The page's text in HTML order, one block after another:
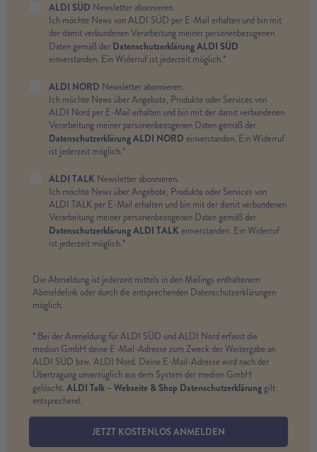
ALDI SÜD Newsletter abonnieren.
Ich möchte News von ALDI SÜD per E-Mail erhalten und bin mit
der damit verbundenen Verarbeitung meiner personenbezogenen
Daten gemäß der Datenschutzerklärung ALDI SÜD
einverstanden. Ein Widerruf ist jederzeit möglich.*
ALDI NORD Newsletter abonnieren.
Ich möchte News über Angebote, Produkte oder Services von
ALDI Nord per E-Mail erhalten und bin mit der damit verbundenen
Verarbeitung meiner personenbezogenen Daten gemäß der
Datenschutzerklärung ALDI NORD einverstanden. Ein Widerruf
ist jederzeit möglich.*
ALDI TALK Newsletter abonnieren.
Ich möchte News über Angebote, Produkte oder Services von
ALDI TALK per E-Mail erhalten und bin mit der damit verbundenen
Verarbeitung meiner personenbezogenen Daten gemäß der
Datenschutzerklärung ALDI TALK einverstanden. Ein Widerruf
ist jederzeit möglich.*
Die Abmeldung ist jederzeit mittels in den Mailings enthaltenem
Abmeldelink oder durch die entsprechenden Datenschutzerklärungen
möglich.
* Bei der Anmeldung für ALDI SÜD und ALDI Nord erfasst die
medion GmbH deine E-Mail-Adresse zum Zweck der Weitergabe an
ALDI SÜD bzw. ALDI Nord. Deine E-Mail-Adresse wird nach der
Übertragung unverzüglich aus dem System der medion GmbH
gelöscht. ALDI Talk – Webseite & Shop Datenschutzerklärunggilt
entsprechend.
JETZT KOSTENLOS ANMELDEN